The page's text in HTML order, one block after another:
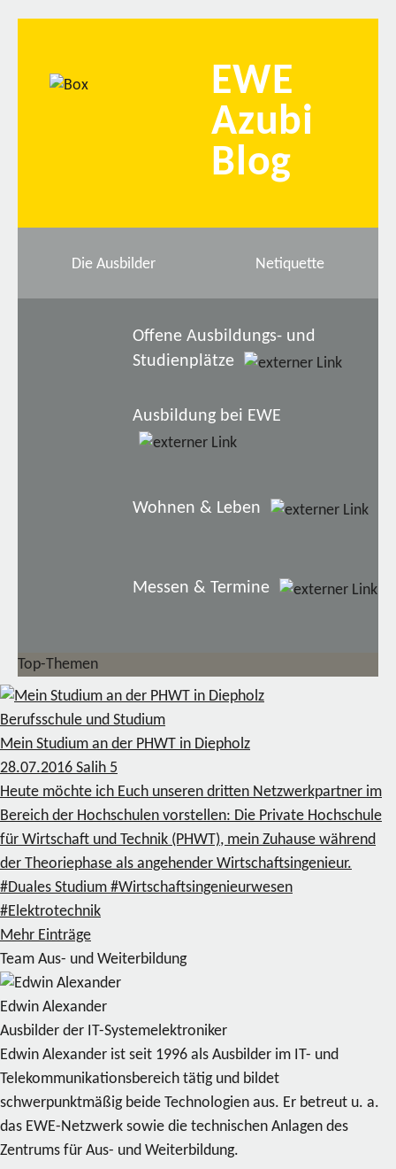
EWE
Azubi
Blog
Die Ausbilder Netiquette
Offene Ausbildungs- und
Studienplätze
Ausbildung bei EWE
Wohnen & Leben
Messen & Termine
Top-Themen
Berufsschule und Studium
Mein Studium an der PHWT in Diepholz
28.07.2016 Salih 5
Heute möchte ich Euch unseren dritten Netzwerkpartner im
Bereich der Hochschulen vorstellen: Die Private Hochschule
für Wirtschaft und Technik (PHWT), mein Zuhause während
der Theoriephase als angehender Wirtschaftsingenieur.
#Duales Studium #Wirtschaftsingenieurwesen
#Elektrotechnik
Mehr Einträge
Team Aus- und Weiterbildung
Edwin Alexander
Ausbilder der IT-Systemelektroniker
Edwin Alexander ist seit 1996 als Ausbilder im IT- und
Telekommunikationsbereich tätig und bildet
schwerpunktmäßig beide Technologien aus. Er betreut u. a.
das EWE-Netzwerk sowie die technischen Anlagen des
Zentrums für Aus- und Weiterbildung.